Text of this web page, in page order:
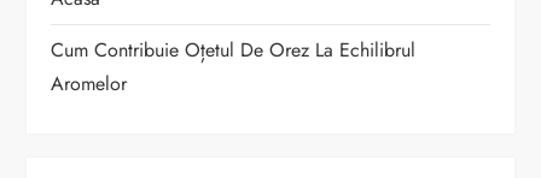
l
e
Cum Contribuie Oțetul De Orez La Echilibrul
Aromelor